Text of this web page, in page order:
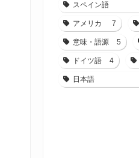
スペイン語
アメリカ 7
意味・語源 5
ドイツ語 4
日本語